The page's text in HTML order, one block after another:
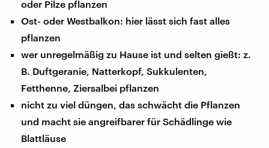
oder Pilze pflanzen
Ost- oder Westbalkon: hier lässt sich fast alles
pflanzen
wer unregelmäßig zu Hause ist und selten gießt: z.
B. Duftgeranie, Natterkopf, Sukkulenten,
Fetthenne, Ziersalbei pflanzen
nicht zu viel düngen, das schwächt die Pflanzen
und macht sie angreifbarer für Schädlinge wie
Blattläuse